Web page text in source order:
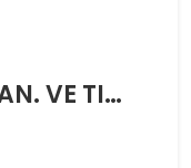
SARTEN AMBALAJ SAN. VE TIC. A.S.